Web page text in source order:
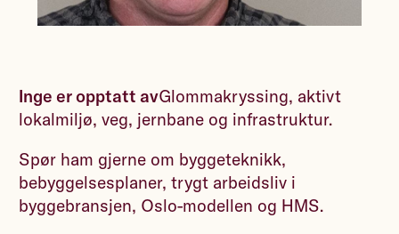
Inge er opptatt avGlommakryssing, aktivt
lokalmiljø, veg, jernbane og infrastruktur.
Spør ham gjerne om byggeteknikk,
bebyggelsesplaner, trygt arbeidsliv i
byggebransjen, Oslo-modellen og HMS.